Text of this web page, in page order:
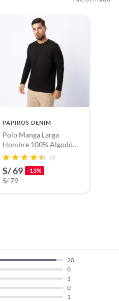
PAPIROS DENIM
Polo Manga Larga
Hombre 100% Algodón
Regular Fit Papiros
(3)
S/ 69 -13%
S/ 79
1
0
1
0
20